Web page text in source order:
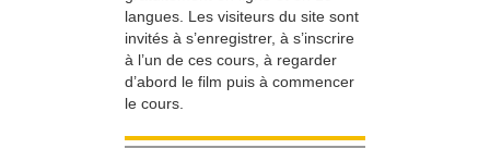
langues. Les visiteurs du site sont
invités à s’enregistrer, à s’inscrire
à l’un de ces cours, à regarder
d’abord le film puis à commencer
le cours.